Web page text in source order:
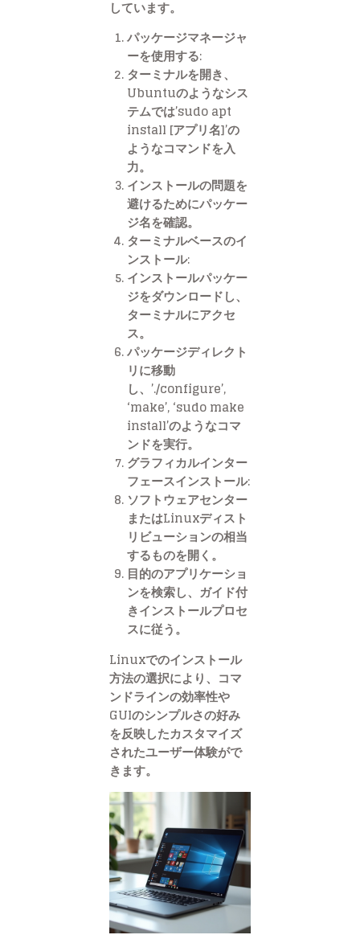
しています。
パッケージマネージャ
ーを使用する:
ターミナルを開き、
Ubuntuのようなシス
テムでは’sudo apt
install [アプリ名]’の
ようなコマンドを入
力。
インストールの問題を
避けるためにパッケー
ジ名を確認。
ターミナルベースのイ
ンストール:
インストールパッケー
ジをダウンロードし、
ターミナルにアクセ
ス。
パッケージディレクト
リに移動
し、’./configure’,
‘make’, ‘sudo make
install’のようなコマ
ンドを実行。
グラフィカルインター
フェースインストール:
ソフトウェアセンター
またはLinuxディスト
リビューションの相当
するものを開く。
目的のアプリケーショ
ンを検索し、ガイド付
きインストールプロセ
スに従う。
Linuxでのインストール
方法の選択により、コマ
ンドラインの効率性や
GUIのシンプルさの好み
を反映したカスタマイズ
されたユーザー体験がで
きます。